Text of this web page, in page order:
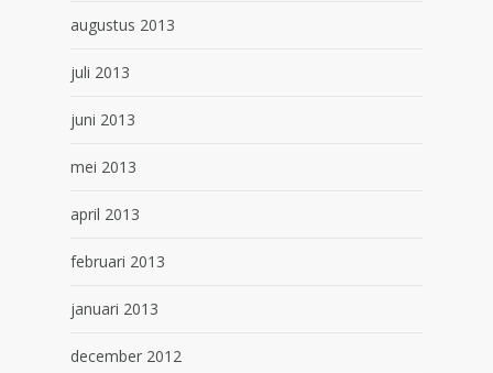
augustus 2013
juli 2013
juni 2013
mei 2013
april 2013
februari 2013
januari 2013
december 2012